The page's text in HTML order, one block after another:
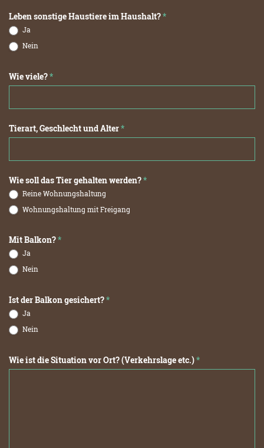
Leben sonstige Haustiere im Haushalt?*
Ja
Nein
Wie viele?*
Tierart, Geschlecht und Alter*
Wie soll das Tier gehalten werden?*
Reine Wohnungshaltung
Wohnungshaltung mit Freigang
Mit Balkon?*
Ja
Nein
Ist der Balkon gesichert?*
Ja
Nein
Wie ist die Situation vor Ort? (Verkehrslage etc.)*